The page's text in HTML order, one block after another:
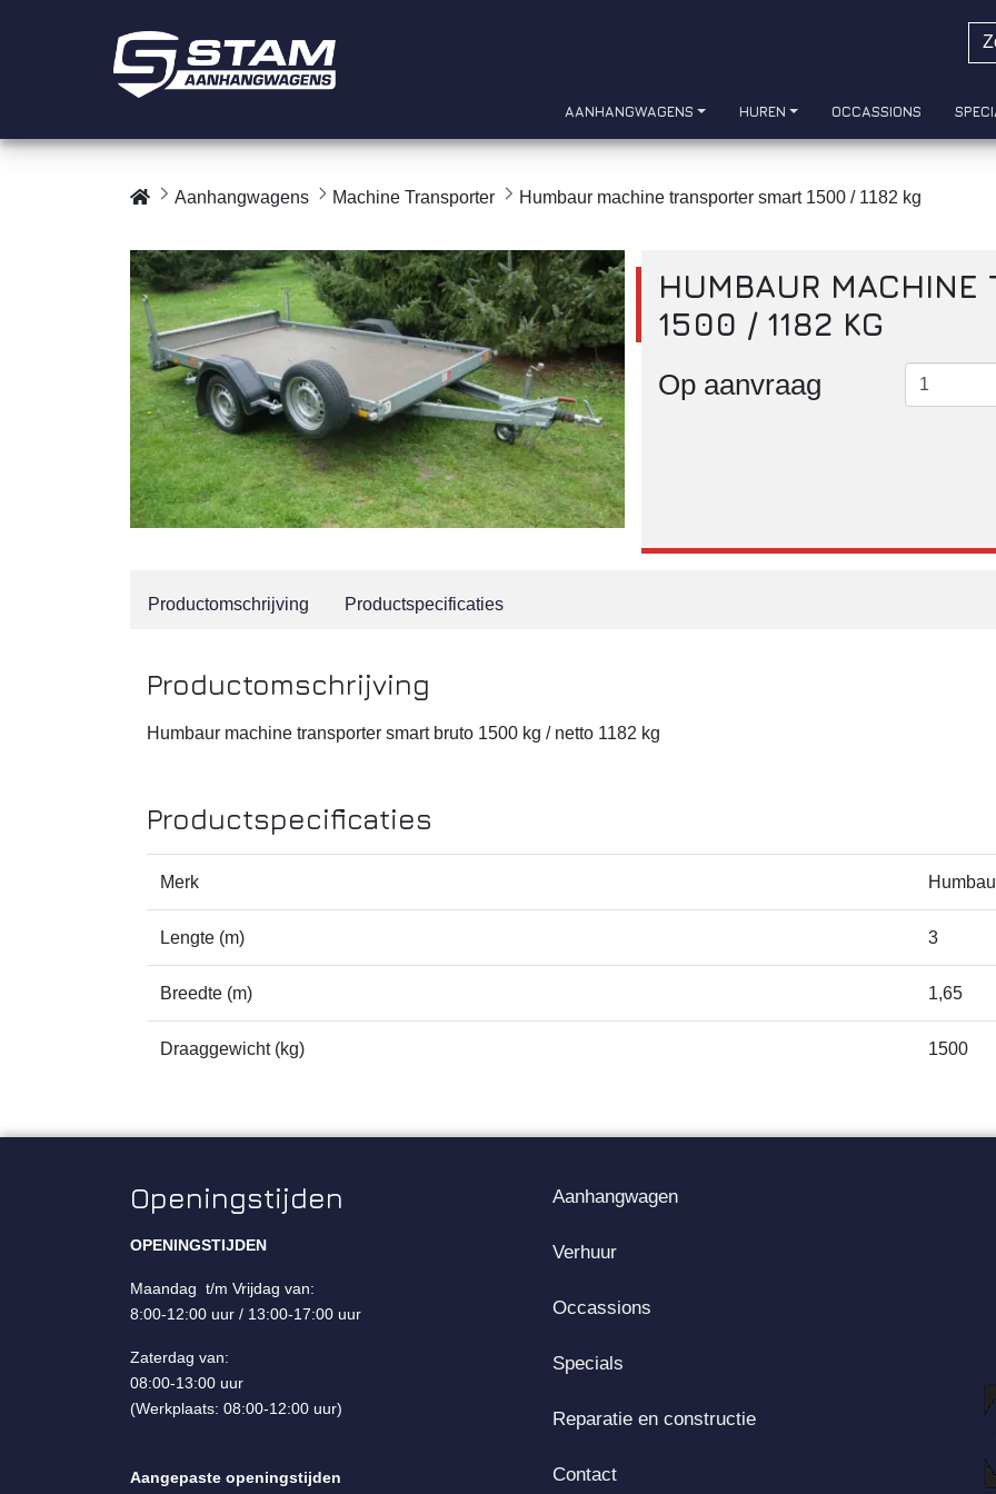
AANHANGWAGENS HUREN OCCASSIONS
Aanhangwagens Machine Transporter Humbaur machine transporter smart 1500 / 1182 kg
HUMBAUR MACHINE
1500 / 1182 KG
Op aanvraag
Productomschrijving Productspecificaties
Productomschrijving
Humbaur machine transporter smart bruto 1500 kg / netto 1182 kg
Productspecificaties
Merk
Lengte (m) 3
Breedte (m) 1,65
Draaggewicht (kg) 1500
Openingstijden
OPENINGSTIJDEN
Maandag t/m Vrijdag van:
8:00-12:00 uur / 13:00-17:00 uur
Zaterdag van:
08:00-13:00 uur
(Werkplaats: 08:00-12:00 uur)
Aangepaste openingstijden
Aanhangwagen
Verhuur
Occassions
Specials
Reparatie en constructie
Contact